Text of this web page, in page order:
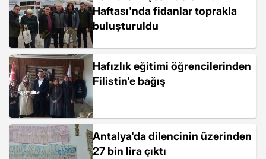
Haftası'nda fidanlar toprakla
buluşturuldu
Hafızlık eğitimi öğrencilerinden
Filistin'e bağış
Antalya'da dilencinin üzerinden
27 bin lira çıktı